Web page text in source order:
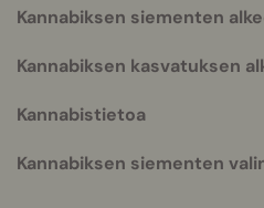
Kannabiksen siementen
Kannabiksen kasvatuksen
Kannabistietoa
Kannabiksen siementen